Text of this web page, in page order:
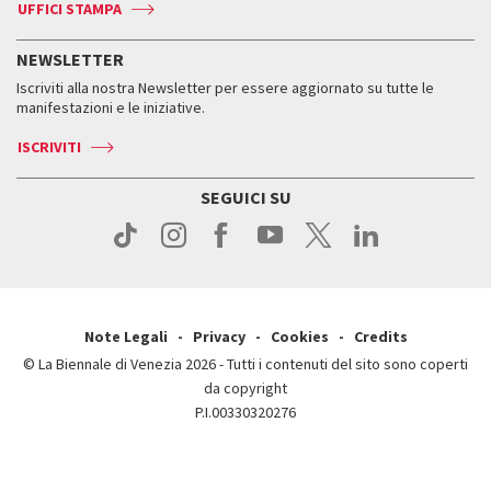
Press
Accrediti
Come raggiungerci
Accrediti
Come raggiungerci
Contatti
Press
Press
Edizioni passate
Orari e sedi
Biglietti
Servizi al pubblico
Come raggiungerci
Contatti
ASAC DATI
Storia
Orari e sedi
UFFICI STAMPA
NEWSLETTER
Iscriviti alla nostra Newsletter per essere aggiornato su tutte le
manifestazioni e le iniziative.
ISCRIVITI
SEGUICI SU
Note Legali Privacy Cookies
Credits
© La Biennale di Venezia 2026 - Tutti i contenuti del sito sono coperti
da copyright
P.I.00330320276